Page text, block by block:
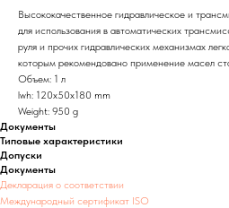
Высококачественное гидравлическое и
для использования в автоматических
руля и прочих гидравлических механизмах
которым рекомендовано применение масел
Объем: 1 л
lwh: 120x50x180 mm
Weight: 950 g
Документы
Типовые характеристики
Допуски
Документы
Декларация о соответствии
Международный сертификат ISO